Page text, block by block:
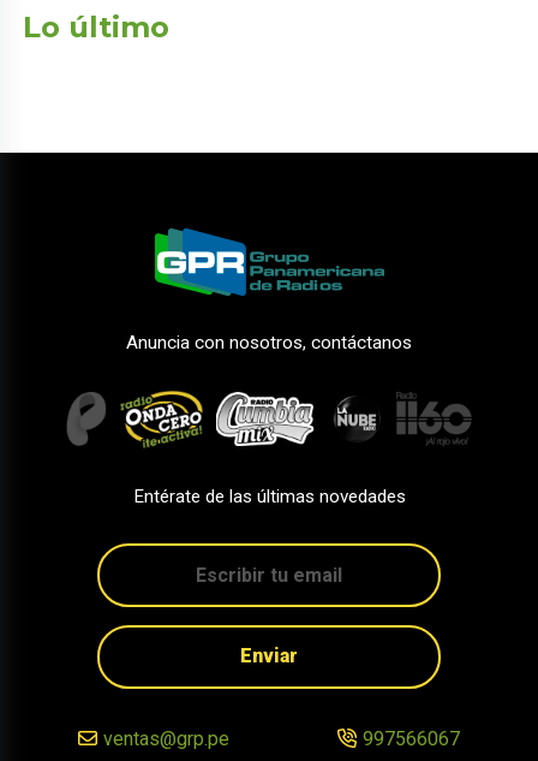
Lo último
Anuncia con nosotros, contáctanos
Entérate de las últimas novedades
Enviar
ventas@grp.pe 997566067